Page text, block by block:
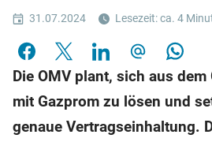
31.07.2024 Lesezeit: ca. 4
Die OMV plant, sich aus
mit Gazprom zu lösen und
genaue Vertragseinhaltung.